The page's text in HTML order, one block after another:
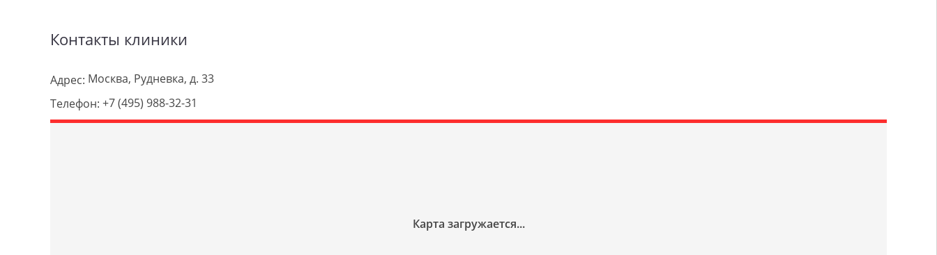
Контакты клиники
Адрес: Москва, Рудневка, д. 33
Телефон: +7 (495) 988-32-31